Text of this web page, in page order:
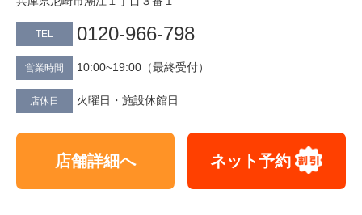
TEL 0120-966-798
営業時間 10:00~19:00（最終受付）
店休日 火曜日・施設休館日
店舗詳細へ ネット予約